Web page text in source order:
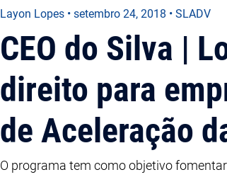
Layon Lopes •setembro 24, 2018 • SLADV
CEO do Silva |
direito para
de Aceleração
O programa tem como objetivo